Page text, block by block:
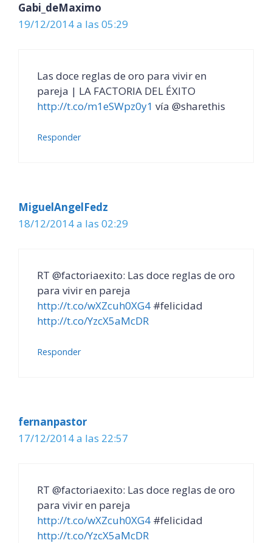
Gabi_deMaximo
19/12/2014 a las 05:29
Las doce reglas de oro para vivir en
pareja | LA FACTORIA DEL ÉXITO
http://t.co/m1eSWpz0y1 vía @sharethis
Responder
MiguelAngelFedz
18/12/2014 a las 02:29
RT @factoriaexito: Las doce reglas de oro
para vivir en pareja
http://t.co/wXZcuh0XG4 #felicidad
http://t.co/YzcX5aMcDR
Responder
fernanpastor
17/12/2014 a las 22:57
RT @factoriaexito: Las doce reglas de oro
para vivir en pareja
http://t.co/wXZcuh0XG4 #felicidad
http://t.co/YzcX5aMcDR